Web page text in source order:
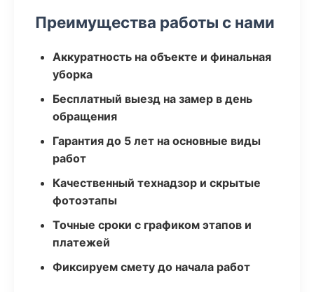
Преимущества работы с нами
Аккуратность на объекте и финальная
уборка
Бесплатный выезд на замер в день
обращения
Гарантия до 5 лет на основные виды
работ
Качественный технадзор и скрытые
фотоэтапы
Точные сроки с графиком этапов и
платежей
Фиксируем смету до начала работ